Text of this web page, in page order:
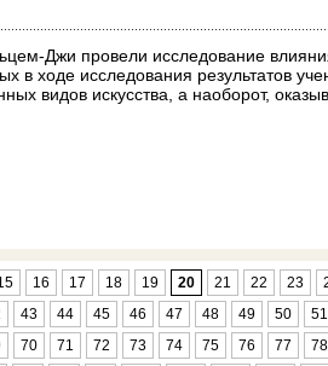
Джи провели исследование
в ходе исследования результатов
видов искусства, а наоборот,
16 17 18 19 20 21 22 23
43 44 45 46 47 48 49 50 51
70 71 72 73 74 75 76 77 78